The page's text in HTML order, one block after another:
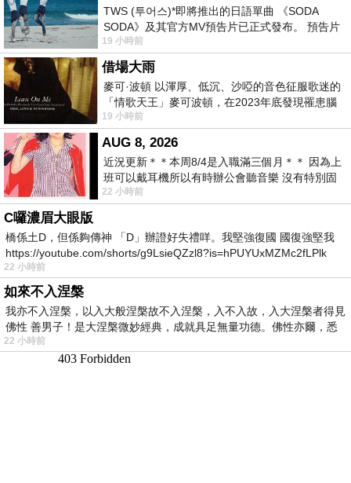
TWS (투어스)*即將推出的日語單曲 《SODA
SODA》及其官方MV預告片已正式發布。 預告片
一經發布， 就引發了粉絲們對這次夏季回
19 小時前
借場大雨
麥可·波頓 以渾厚、低沉、沙啞的音色征服歌迷的
「情歌天王」麥可波頓，在2023年底發現罹患腦
瘤「祈禱早日康復，一切都好」。
19 小時前
AUG 8, 2026
近況更新＊＊本周8/4是入職滿三個月＊＊ 因為上
班可以戴耳機所以有時辦公會聽音樂 沒有特別固
定哪天但就是一周某一天會固定聽'90
22 小時前
C囉濃眉大眼版
橋係土D，但係夠傳神 「D」辦證好失禮咩。我堅強復國 國復強堅我
https://youtube.com/shorts/g9LsieQZzl8?is=hPUYUxMZMc2fLPlk
22 小時前
如來不入涅槃
我亦不入涅槃，以入大般涅槃故不入涅槃，入不入故，入大涅槃者得見
佛性 善男子！是大涅槃微妙經典，成就具足無量功德。佛性亦爾，悉
22 小時前